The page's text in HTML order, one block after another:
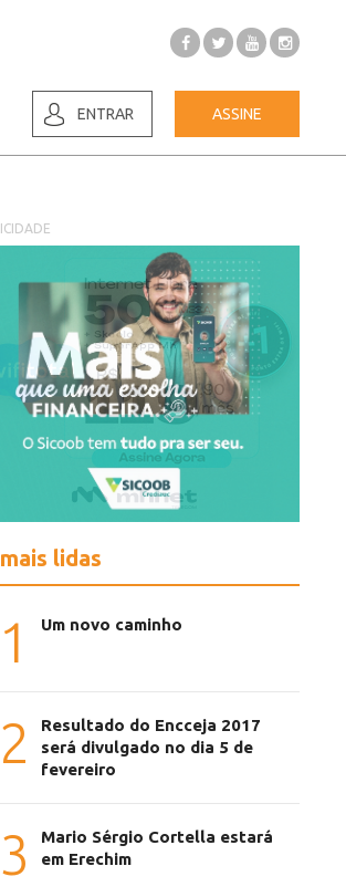
ENTRAR ASSINE
lidas
Um novo caminho
Resultado do Encceja 2017
será divulgado no dia 5 de
fevereiro
Mario Sérgio Cortella estará
em Erechim